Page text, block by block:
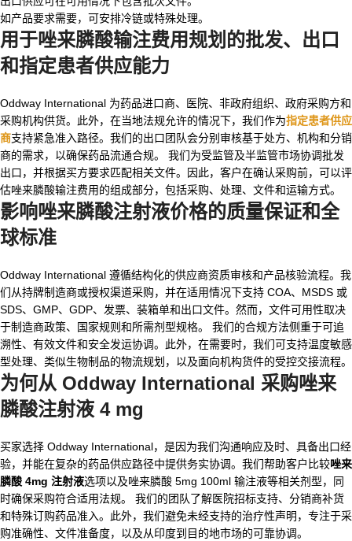
如产品要求需要，可安排冷链或特殊处理。
用于唑来膦酸输注费用规划的批发、出口
和指定患者供应能力
Oddway International 为药品进口商、医院、非政府组织、政府采购方和
采购机构供货。此外，在当地法规允许的情况下，我们作为指定患者供应
商支持紧急准入路径。我们的出口团队会分别审核基于处方、机构和分销
商的需求，以确保药品流通合规。 我们为受监管及半监管市场协调批发
出口，并根据买方要求匹配相关文件。因此，客户在确认采购前，可以评
估唑来膦酸输注费用的组成部分，包括采购、处理、文件和运输方式。
影响唑来膦酸注射液价格的质量保证和全
球标准
Oddway International 遵循结构化的供应商资质审核和产品核验流程。我
们从持牌制造商或授权渠道采购，并在适用情况下支持 COA、MSDS 或
SDS、GMP、GDP、发票、装箱单和出口文件。然而，文件可用性取决
于制造商政策、国家规则和所需剂型规格。 我们的合规方法侧重于可追
溯性、有效文件和安全发运协调。此外，在需要时，我们可支持温度敏感
型处理、类似生物制品的物流规划，以及面向机构货件的受控交接流程。
为何从 Oddway International 采购唑来
膦酸注射液 4 mg
买家选择 Oddway International，是因为我们沟通响应及时、具备出口经
验，并能在复杂的药品供应路径中提供务实协调。我们帮助客户比较唑来
膦酸 4mg 注射液选项以及唑来膦酸 5mg 100ml 输注液等相关剂型，同
时确保采购符合适用法规。 我们的团队了解医院招标支持、分销商补货
和特殊订购药品准入。此外，我们避免未经支持的治疗性声明，专注于采
购准确性、文件准备度，以及从印度到目的地市场的可靠协调。